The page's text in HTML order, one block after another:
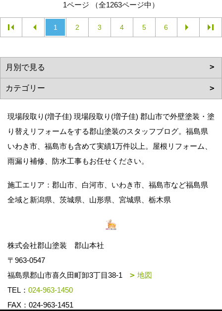
1ページ （全1263ページ中）
1 2 3 4 5 6
現場段取り(増子佳) 現場段取り(増子佳) 郡山市で外壁塗装・塗
り替えリフォームをする郡山塗装のスタッフブログ。福島県
いわき市、福島市も含めて実績1万件以上。屋根リフォーム、
雨漏り補修、防水工事もお任せください。
施工エリア：郡山市、白河市、いわき市、福島市など福島県
全域と新潟県、茨城県、山形県、宮城県、栃木県
株式会社郡山塗装 郡山本社
〒963-0547
福島県郡山市喜久田町卸3丁目38-1
地図
TEL： 024-963-1450
FAX：024-963-1451